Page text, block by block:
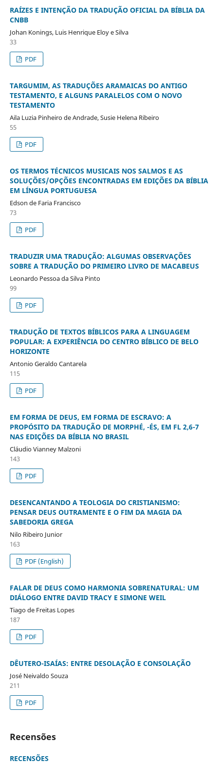
RAÍZES E INTENÇÃO DA TRADUÇÃO OFICIAL DA BÍBLIA DA
CNBB
Johan Konings, Luis Henrique Eloy e Silva
33
PDF
TARGUMIM, AS TRADUÇÕES ARAMAICAS DO ANTIGO
TESTAMENTO, E ALGUNS PARALELOS COM O NOVO
TESTAMENTO
Aila Luzia Pinheiro de Andrade, Susie Helena Ribeiro
55
PDF
OS TERMOS TÉCNICOS MUSICAIS NOS SALMOS E AS
SOLUÇÕES/OPÇÕES ENCONTRADAS EM EDIÇÕES DA BÍBLIA
EM LÍNGUA PORTUGUESA
Edson de Faria Francisco
73
PDF
TRADUZIR UMA TRADUÇÃO: ALGUMAS OBSERVAÇÕES
SOBRE A TRADUÇÃO DO PRIMEIRO LIVRO DE MACABEUS
Leonardo Pessoa da Silva Pinto
99
PDF
TRADUÇÃO DE TEXTOS BÍBLICOS PARA A LINGUAGEM
POPULAR: A EXPERIÊNCIA DO CENTRO BÍBLICO DE BELO
HORIZONTE
Antonio Geraldo Cantarela
115
PDF
EM FORMA DE DEUS, EM FORMA DE ESCRAVO: A
PROPÓSITO DA TRADUÇÃO DE MORPHÉ, -ÉS, EM FL 2,6-7
NAS EDIÇÕES DA BÍBLIA NO BRASIL
Cláudio Vianney Malzoni
143
PDF
DESENCANTANDO A TEOLOGIA DO CRISTIANISMO:
PENSAR DEUS OUTRAMENTE E O FIM DA MAGIA DA
SABEDORIA GREGA
Nilo Ribeiro Junior
163
PDF (English)
FALAR DE DEUS COMO HARMONIA SOBRENATURAL: UM
DIÁLOGO ENTRE DAVID TRACY E SIMONE WEIL
Tiago de Freitas Lopes
187
PDF
DÊUTERO-ISAÍAS: ENTRE DESOLAÇÃO E CONSOLAÇÃO
José Neivaldo Souza
211
PDF
Recensões
RECENSÕES